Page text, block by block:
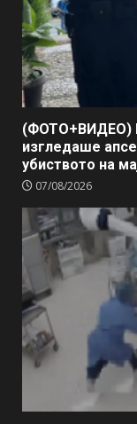
(ФОТО+ВИДЕО)
изгледаше
убиството на
07/08/2026